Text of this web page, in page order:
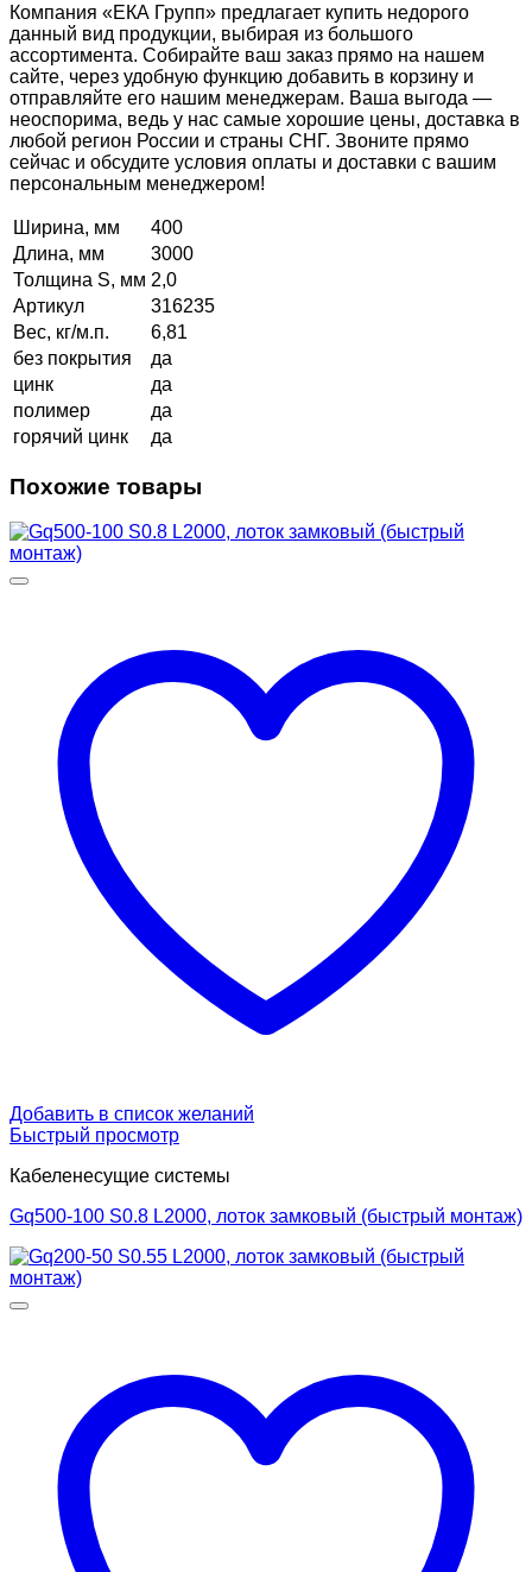
Компания «ЕКА Групп» предлагает купить недорого
данный вид продукции, выбирая из большого
ассортимента. Собирайте ваш заказ прямо на нашем
сайте, через удобную функцию добавить в корзину и
отправляйте его нашим менеджерам. Ваша выгода —
неоспорима, ведь у нас самые хорошие цены, доставка в
любой регион России и страны СНГ. Звоните прямо
сейчас и обсудите условия оплаты и доставки с вашим
персональным менеджером!
Ширина, мм
400
Длина, мм
3000
Толщина S, мм 2,0
Артикул
316235
Вес, кг/м.п.
6,81
без покрытия
да
цинк
да
полимер
да
горячий цинк
да
Похожие товары
Добавить в список желаний
Быстрый просмотр
Кабеленесущие системы
Gq500-100 S0.8 L2000, лоток замковый (быстрый монтаж)